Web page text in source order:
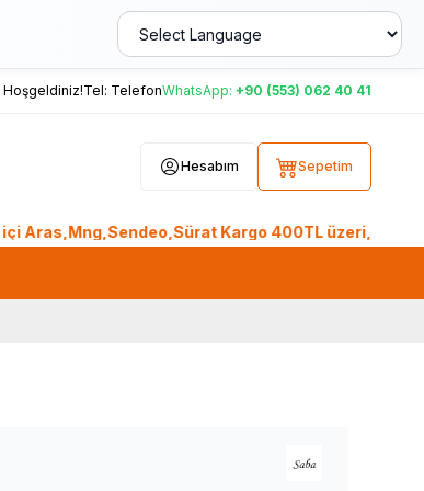
Hoşgeldiniz!Tel: TelefonWhatsApp: +90 (553) 062 40 41
Hesabım Sepetim
Kargo 400TL üzeri, Ptt Kargo